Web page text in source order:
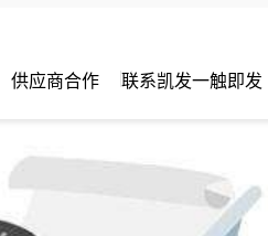
供应商合作 联系凯发一触即发